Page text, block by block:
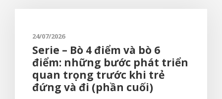
24/07/2026
Serie – Bò 4 điểm và bò 6
điểm: những bước phát triển
quan trọng trước khi trẻ
đứng và đi (phần cuối)